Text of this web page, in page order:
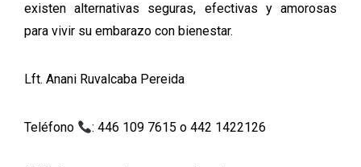
existen alternativas seguras, efectivas y amorosas
para vivir su embarazo con bienestar.
Lft. Anani Ruvalcaba Pereida
Teléfono : 446 109 7615 o 442 1422126